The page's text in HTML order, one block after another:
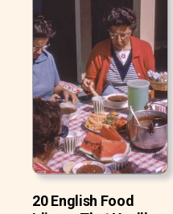
20 English Food